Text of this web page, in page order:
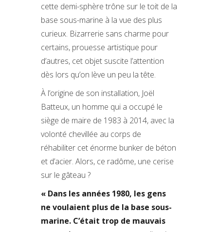
cette demi-sphère trône sur le toit de la
base sous-marine à la vue des plus
curieux. Bizarrerie sans charme pour
certains, prouesse artistique pour
d’autres, cet objet suscite l’attention
dès lors qu’on lève un peu la tête.
À l’origine de son installation, Joël
Batteux, un homme qui a occupé le
siège de maire de 1983 à 2014, avec la
volonté chevillée au corps de
réhabiliter cet énorme bunker de béton
et d’acier. Alors, ce radôme, une cerise
sur le gâteau ?
« Dans les années 1980, les gens
ne voulaient plus de la base sous-
marine. C’était trop de mauvais